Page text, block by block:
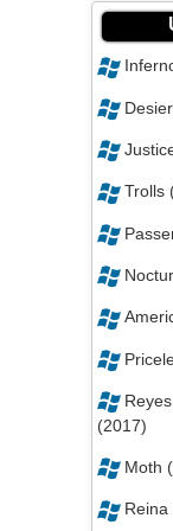
Trolls
(2017)
Moth
Reina